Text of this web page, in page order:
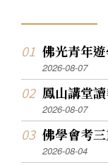
佛光青年
2026-08-07
鳳山講堂
2026-08-07
佛學會考
2026-08-04